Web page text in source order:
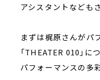
アシスタントなども
まずは梶原さんがパ
「THEATER 010」に
パフォーマンスの多